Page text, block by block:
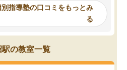
から学ぶこ
らいいなと
りないのか
どももびっ
気を持って
り、少しず
らないところをピンポイ
頂いて、とてもわかり
していました。一生を
スト、多少お金がかかっ
別指導塾の口コミをもっとみ
る
駅の教室一覧